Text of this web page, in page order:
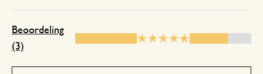
Beoordeling
(3)